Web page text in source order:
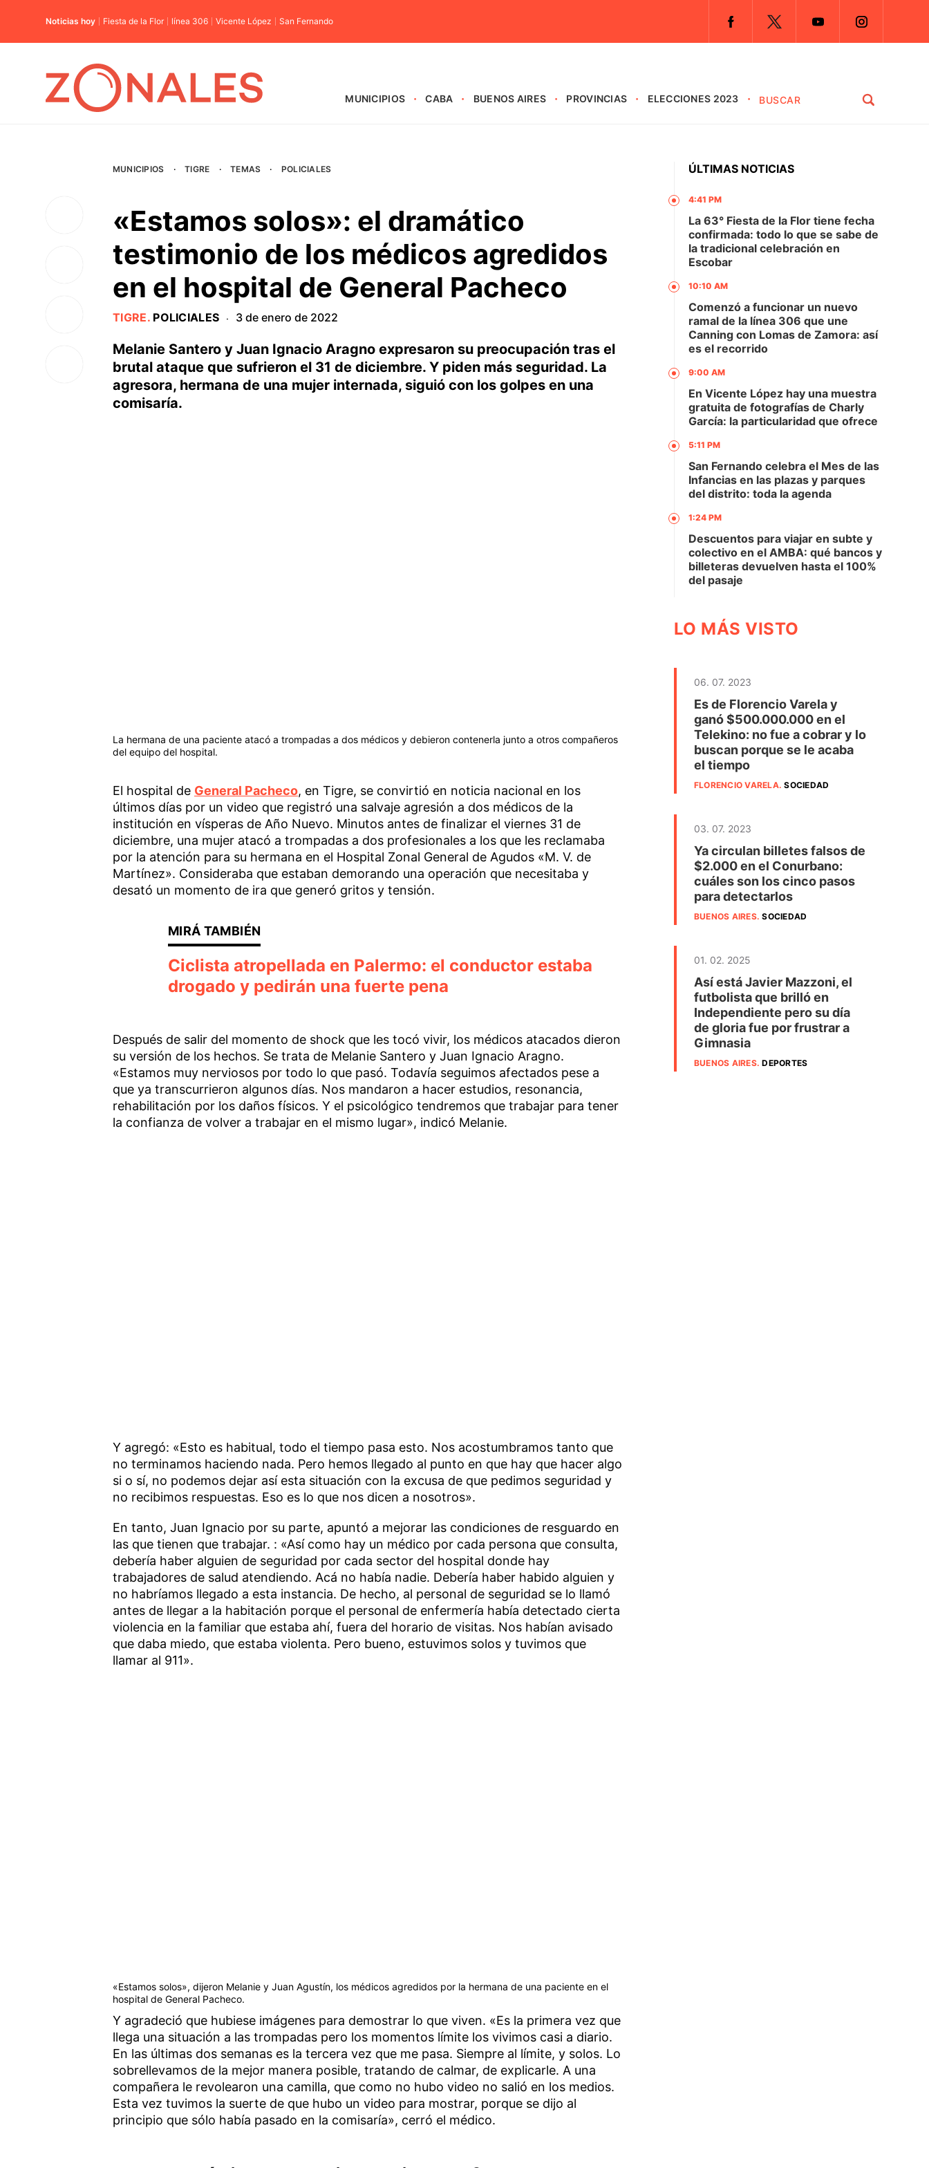
Noticias hoy Fiesta de la Flor línea 306 Vicente López San Fernando
MUNICIPIOS CABA BUENOS AIRES PROVINCIAS ELECCIONES 2023
MUNICIPIOS · TIGRE · TEMAS · POLICIALES
«Estamos solos»: el dramático
testimonio de los médicos agredidos
en el hospital de General Pacheco
TIGRE. POLICIALES · 3 de enero de 2022
Melanie Santero y Juan Ignacio Aragno expresaron su preocupación tras el
brutal ataque que sufrieron el 31 de diciembre. Y piden más seguridad. La
agresora, hermana de una mujer internada, siguió con los golpes en una
comisaría.
La hermana de una paciente atacó a trompadas a dos médicos y debieron contenerla junto a otros compañeros
del equipo del hospital.
El hospital de General Pacheco, en Tigre, se convirtió en noticia nacional en los
últimos días por un video que registró una salvaje agresión a dos médicos de la
institución en vísperas de Año Nuevo. Minutos antes de finalizar el viernes 31 de
diciembre, una mujer atacó a trompadas a dos profesionales a los que les reclamaba
por la atención para su hermana en el Hospital Zonal General de Agudos «M. V. de
Martínez». Consideraba que estaban demorando una operación que necesitaba y
desató un momento de ira que generó gritos y tensión.
Ciclista atropellada en Palermo: el conductor estaba
drogado y pedirán una fuerte pena
Después de salir del momento de shock que les tocó vivir, los médicos atacados dieron
su versión de los hechos. Se trata de Melanie Santero y Juan Ignacio Aragno.
«Estamos muy nerviosos por todo lo que pasó. Todavía seguimos afectados pese a
que ya transcurrieron algunos días. Nos mandaron a hacer estudios, resonancia,
rehabilitación por los daños físicos. Y el psicológico tendremos que trabajar para tener
la confianza de volver a trabajar en el mismo lugar», indicó Melanie.
Y agregó: «Esto es habitual, todo el tiempo pasa esto. Nos acostumbramos tanto que
no terminamos haciendo nada. Pero hemos llegado al punto en que hay que hacer algo
si o sí, no podemos dejar así esta situación con la excusa de que pedimos seguridad y
no recibimos respuestas. Eso es lo que nos dicen a nosotros».
En tanto, Juan Ignacio por su parte, apuntó a mejorar las condiciones de resguardo en
las que tienen que trabajar. : «Así como hay un médico por cada persona que consulta,
debería haber alguien de seguridad por cada sector del hospital donde hay
trabajadores de salud atendiendo. Acá no había nadie. Debería haber habido alguien y
no habríamos llegado a esta instancia. De hecho, al personal de seguridad se lo llamó
antes de llegar a la habitación porque el personal de enfermería había detectado cierta
violencia en la familiar que estaba ahí, fuera del horario de visitas. Nos habían avisado
que daba miedo, que estaba violenta. Pero bueno, estuvimos solos y tuvimos que
llamar al 911».
«Estamos solos», dijeron Melanie y Juan Agustín, los médicos agredidos por la hermana de una paciente en el
hospital de General Pacheco.
Y agradeció que hubiese imágenes para demostrar lo que viven. «Es la primera vez que
llega una situación a las trompadas pero los momentos límite los vivimos casi a diario.
En las últimas dos semanas es la tercera vez que me pasa. Siempre al límite, y solos. Lo
sobrellevamos de la mejor manera posible, tratando de calmar, de explicarle. A una
compañera le revolearon una camilla, que como no hubo video no salió en los medios.
Esta vez tuvimos la suerte de que hubo un video para mostrar, porque se dijo al
principio que sólo había pasado en la comisaría», cerró el médico.
ÚLTIMAS NOTICIAS
4:41 PM
La 63° Fiesta de la Flor tiene fecha
confirmada: todo lo que se sabe de
la tradicional celebración en
Escobar
10:10 AM
Comenzó a funcionar un nuevo
ramal de la línea 306 que une
Canning con Lomas de Zamora: así
es el recorrido
9:00 AM
En Vicente López hay una muestra
gratuita de fotografías de Charly
García: la particularidad que ofrece
5:11 PM
San Fernando celebra el Mes de las
Infancias en las plazas y parques
del distrito: toda la agenda
1:24 PM
Descuentos para viajar en subte y
colectivo en el AMBA: qué bancos y
billeteras devuelven hasta el 100%
del pasaje
LO MÁS VISTO
06. 07. 2023
Es de Florencio Varela y
ganó $500.000.000 en el
Telekino: no fue a cobrar y lo
buscan porque se le acaba
el tiempo
FLORENCIO VARELA.SOCIEDAD
03. 07. 2023
Ya circulan billetes falsos de
$2.000 en el Conurbano:
cuáles son los cinco pasos
para detectarlos
BUENOS AIRES.SOCIEDAD
01. 02. 2025
Así está Javier Mazzoni, el
futbolista que brilló en
Independiente pero su día
de gloria fue por frustrar a
Gimnasia
BUENOS AIRES.DEPORTES